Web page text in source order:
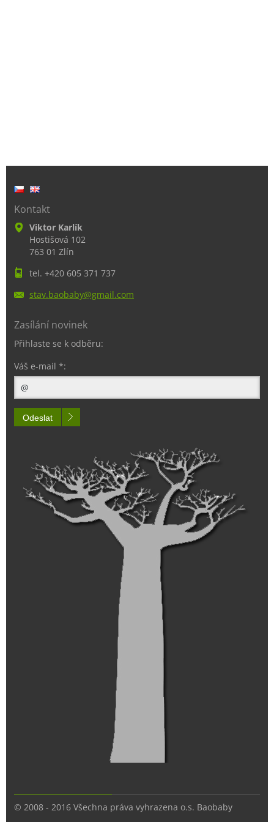
Kontakt
Viktor Karlík
Hostišová 102
763 01 Zlín
tel. +420 605 371 737
stav.baobaby@gmail.com
Zasílání novinek
Přihlaste se k odběru:
Váš e-mail *:
Odeslat
© 2008 - 2016 Všechna práva vyhrazena o.s. Baobaby